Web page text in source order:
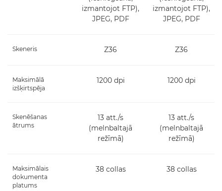
izmantojot FTP),
JPEG, PDF
izmantojot FTP),
JPEG, PDF
Skeneris Z36 Z36
Maksimālā
izšķirtspēja
1200 dpi 1200 dpi
Skenēšanas
ātrums
13 att./s
(melnbaltajā
režīmā)
13 att./s
(melnbaltajā
režīmā)
Maksimālais
dokumenta
platums
38 collas 38 collas